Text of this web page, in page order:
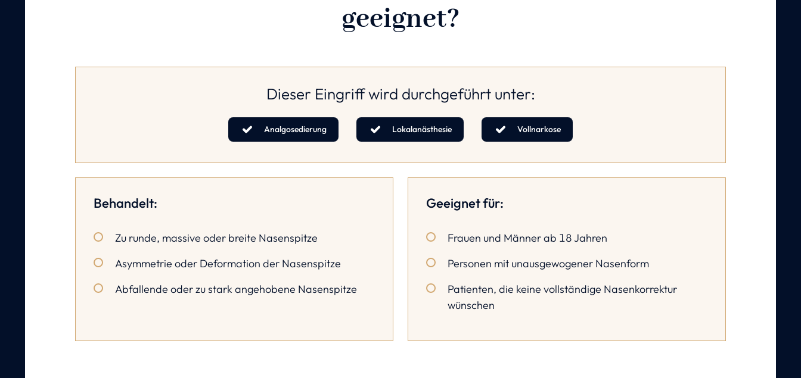
geeignet?
Dieser Eingriff wird durchgeführt unter:
Analgosedierung Lokalanästhesie Vollnarkose
Behandelt:
Zu runde, massive oder breite Nasenspitze
Asymmetrie oder Deformation der Nasenspitze
Abfallende oder zu stark angehobene Nasenspitze
Geeignet für:
Frauen und Männer ab 18 Jahren
Personen mit unausgewogener Nasenform
Patienten, die keine vollständige Nasenkorrektur
wünschen